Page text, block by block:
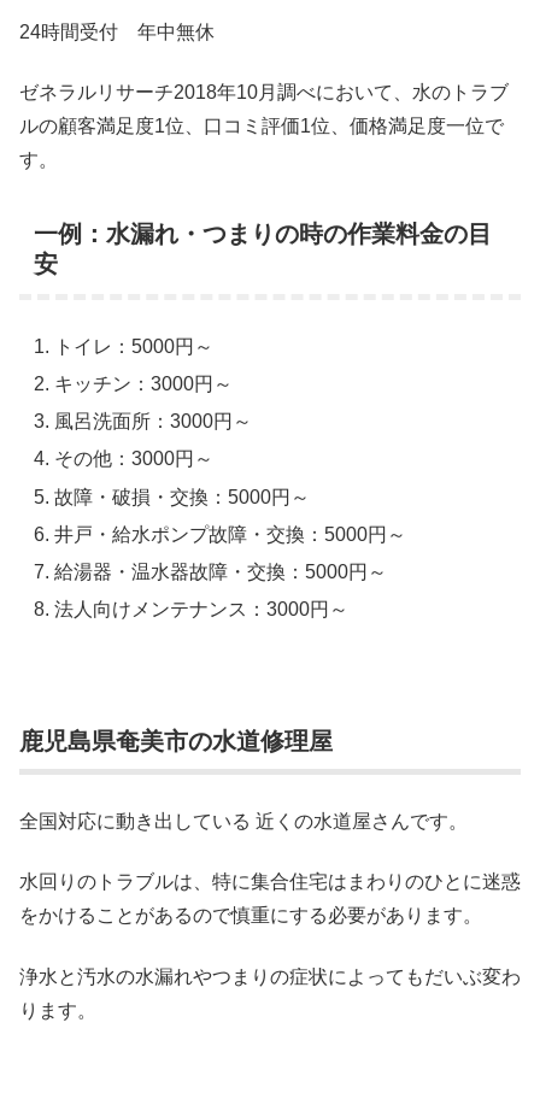
24時間受付 年中無休
ゼネラルリサーチ2018年10月調べにおいて、水のトラブ
ルの顧客満足度1位、口コミ評価1位、価格満足度一位で
す。
一例：水漏れ・つまりの時の作業料金の目
安
トイレ：5000円～
キッチン：3000円～
風呂洗面所：3000円～
その他：3000円～
故障・破損・交換：5000円～
井戸・給水ポンプ故障・交換：5000円～
給湯器・温水器故障・交換：5000円～
法人向けメンテナンス：3000円～
鹿児島県奄美市の水道修理屋
全国対応に動き出している 近くの水道屋さんです。
水回りのトラブルは、特に集合住宅はまわりのひとに迷惑
をかけることがあるので慎重にする必要があります。
浄水と汚水の水漏れやつまりの症状によってもだいぶ変わ
ります。